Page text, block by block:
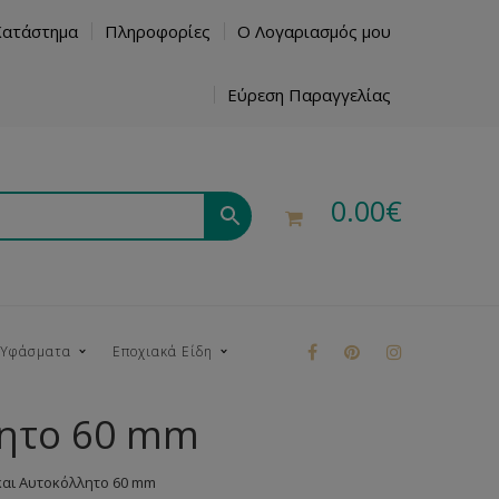
Πληροφορίες Ο Λογαριασμός μου
Εύρεση Παραγγελίας
0.00€
Εποχιακά Είδη
60 mm
Αυτοκόλλητο 60 mm